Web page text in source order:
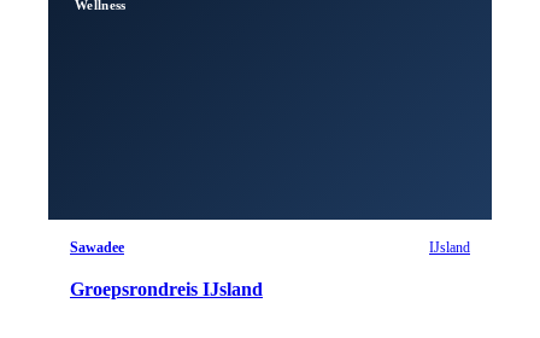
Wellness
Sawadee IJsland
Groepsrondreis IJsland